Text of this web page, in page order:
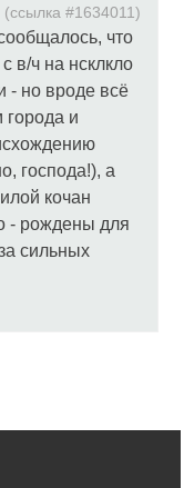
(ссылка #1634011)
что
в/ч на нсклкло
- но вроде всё
города и
господа!), а
кочан
- рождены для
сильных